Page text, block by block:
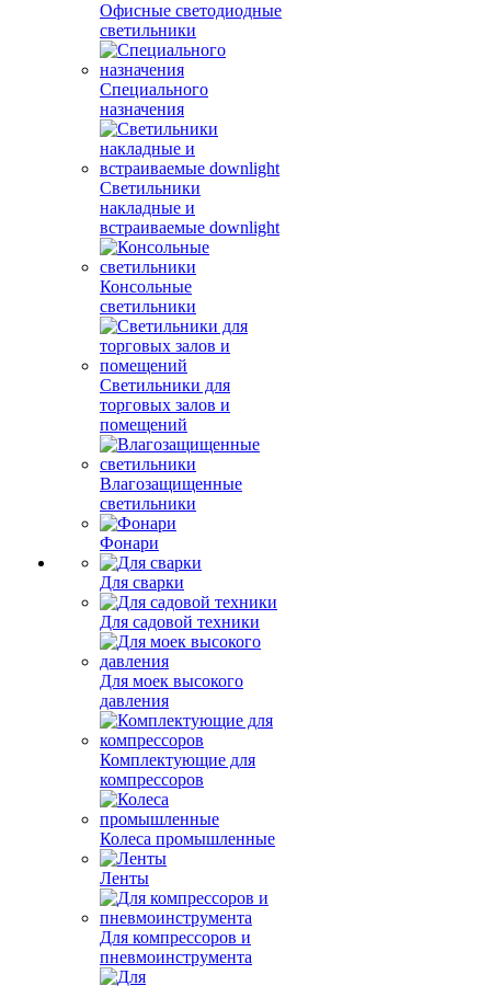
Офисные светодиодные
светильники
Специального
назначения
Светильники
накладные и
встраиваемые downlight
Консольные
светильники
Светильники для
торговых залов и
помещений
Влагозащищенные
светильники
Фонари
Для сварки
Для садовой техники
Для моек высокого
давления
Комплектующие для
компрессоров
Колеса промышленные
Ленты
Для компрессоров и
пневмоинструмента